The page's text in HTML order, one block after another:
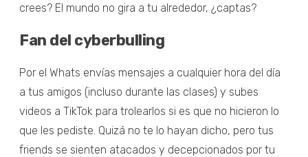
crees? El mundo no gira a tu alrededor, ¿captas?
Fan del cyberbulling
Por el Whats envías mensajes a cualquier hora del día
a tus amigos (incluso durante las clases) y subes
videos a TikTok para trolearlos si es que no hicieron lo
que les pediste. Quizá no te lo hayan dicho, pero tus
friends se sienten atacados y decepcionados por tu